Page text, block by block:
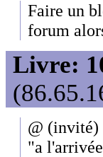
Faire un
forum
Livre:
@ (invité)
"a